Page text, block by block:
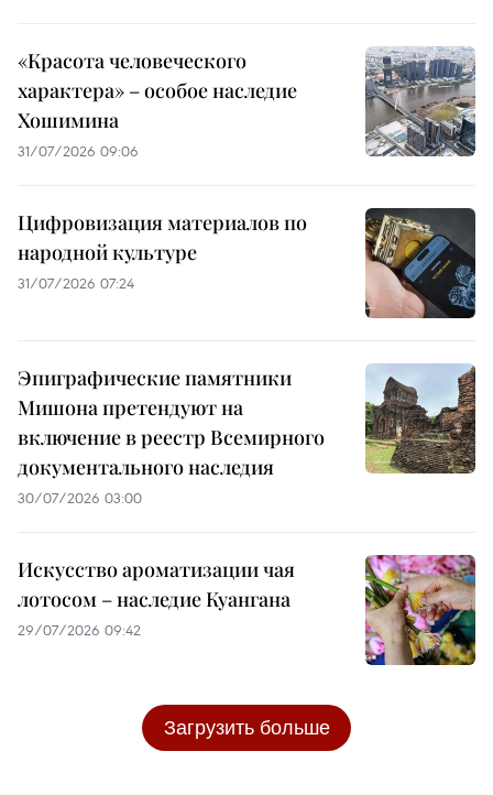
«Красота человеческого
характера» – особое наследие
Хошимина
31/07/2026 09:06
Цифровизация материалов по
народной культуре
31/07/2026 07:24
Эпиграфические памятники
Мишона претендуют на
включение в реестр Всемирного
документального наследия
30/07/2026 03:00
Искусство ароматизации чая
лотосом – наследие Куангана
29/07/2026 09:42
Загрузить больше